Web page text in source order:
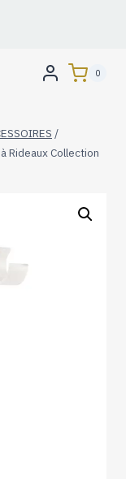
0
/
Rideaux Collection